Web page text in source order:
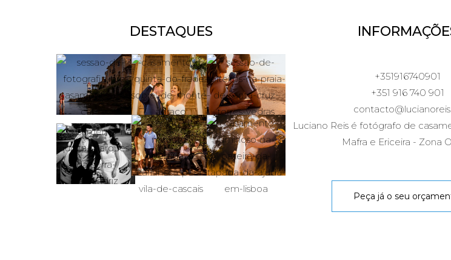
DESTAQUES
+351916740901
+351 916 740 901
Luciano Reis é fotógrafo de
Mafra e Ericeira - Zona
Peça já o seu